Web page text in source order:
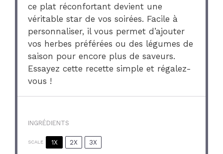
ce plat réconfortant devient une
véritable star de vos soirées. Facile à
personnaliser, il vous permet d’ajouter
vos herbes préférées ou des légumes de
saison pour encore plus de saveurs.
Essayez cette recette simple et régalez-
vous !
INGRÉDIENTS
SCALE 1X 2X 3X